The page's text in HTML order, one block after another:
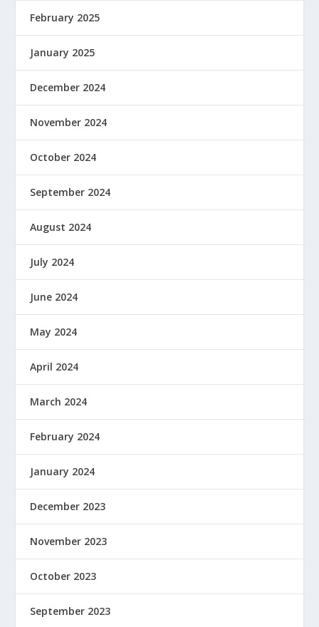
February 2025
January 2025
December 2024
November 2024
October 2024
September 2024
August 2024
July 2024
June 2024
May 2024
April 2024
March 2024
February 2024
January 2024
December 2023
November 2023
October 2023
September 2023